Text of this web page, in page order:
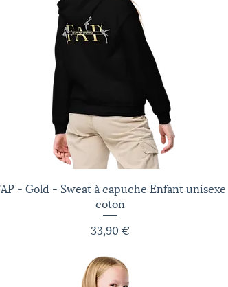
Aperçu rapide
- Gold - Sweat à capuche Enfant unisexe
coton
Prix
33,90 €